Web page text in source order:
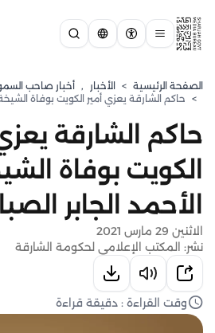
الصفحة الرئيسية > الأخبار , أخبار صاحب
> حاكم الشارقة يعزي أمير الكويت بوفاة الشيخة
حاكم الشارقة
الكويت بوفاة
الأحمد الجابر
الاثنين 29 مارس 2021
نشر: المكتب الإعلامي لحكومة الشارقة
وقت القراءة : دقيقة قراءة